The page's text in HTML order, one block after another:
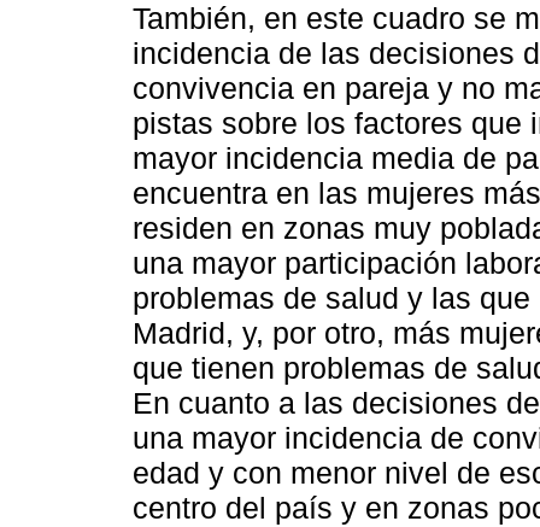
También, en este cuadro se
incidencia de las decisiones
convivencia en pareja y no
pistas sobre los factores que
mayor incidencia media de
encuentra en las mujeres
residen en zonas muy
una mayor participación
problemas de salud y las
Madrid, y, por otro, más
que tienen problemas de
En cuanto a las decisiones
una mayor incidencia de
edad y con menor nivel de
centro del país y en zonas